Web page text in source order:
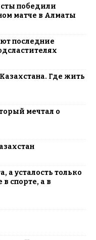
победили
матче в Алматы
последние
Где жить
мечтал о
а усталость только
спорте, а в